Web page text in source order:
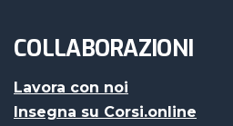
COLLABORAZIONI
Lavora con noi
Insegna su Corsi.online